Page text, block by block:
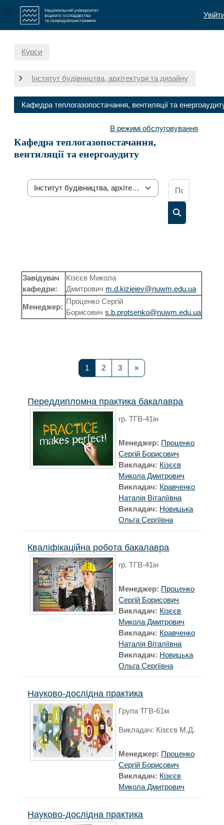
Бокова панель
Курси
Інститут будівництва, архітектури та дизайну
Кафедра теплогазопостачання, вентиляції та
В режимі обслуговування
Кафедра теплогазопостачання,
вентиляції та енергоаудиту
Категорії курсів
Завідувач
кафедри:
Кізєєв Микола
Дмитрович m.d.kizieiev@nuwm.edu.ua
Менеджер:
Проценко Сергій
Борисовичs.b.protsenko@nuwm.edu.ua
1 Сторінка 1
2Сторінка 2
3Сторінка 3
»Наступна сторінка
Переддипломна практика бакалавра
гр. ТГВ-41ін
Менеджер: Проценко
Сергій Борисович
Викладач: Кізєєв
Микола Дмитрович
Викладач: Кравченко
Наталія Віталіївна
Викладач: Новицька
Ольга Сергіївна
Кваліфікаційна робота бакалавра
гр. ТГВ-41ін
Менеджер: Проценко
Сергій Борисович
Викладач: Кізєєв
Микола Дмитрович
Викладач: Кравченко
Наталія Віталіївна
Викладач: Новицька
Ольга Сергіївна
Науково-дослідна практика
Група ТГВ-61м
Викладач: Кізєєв М.Д.
Менеджер: Проценко
Сергій Борисович
Викладач: Кізєєв
Микола Дмитрович
Науково-дослідна практика